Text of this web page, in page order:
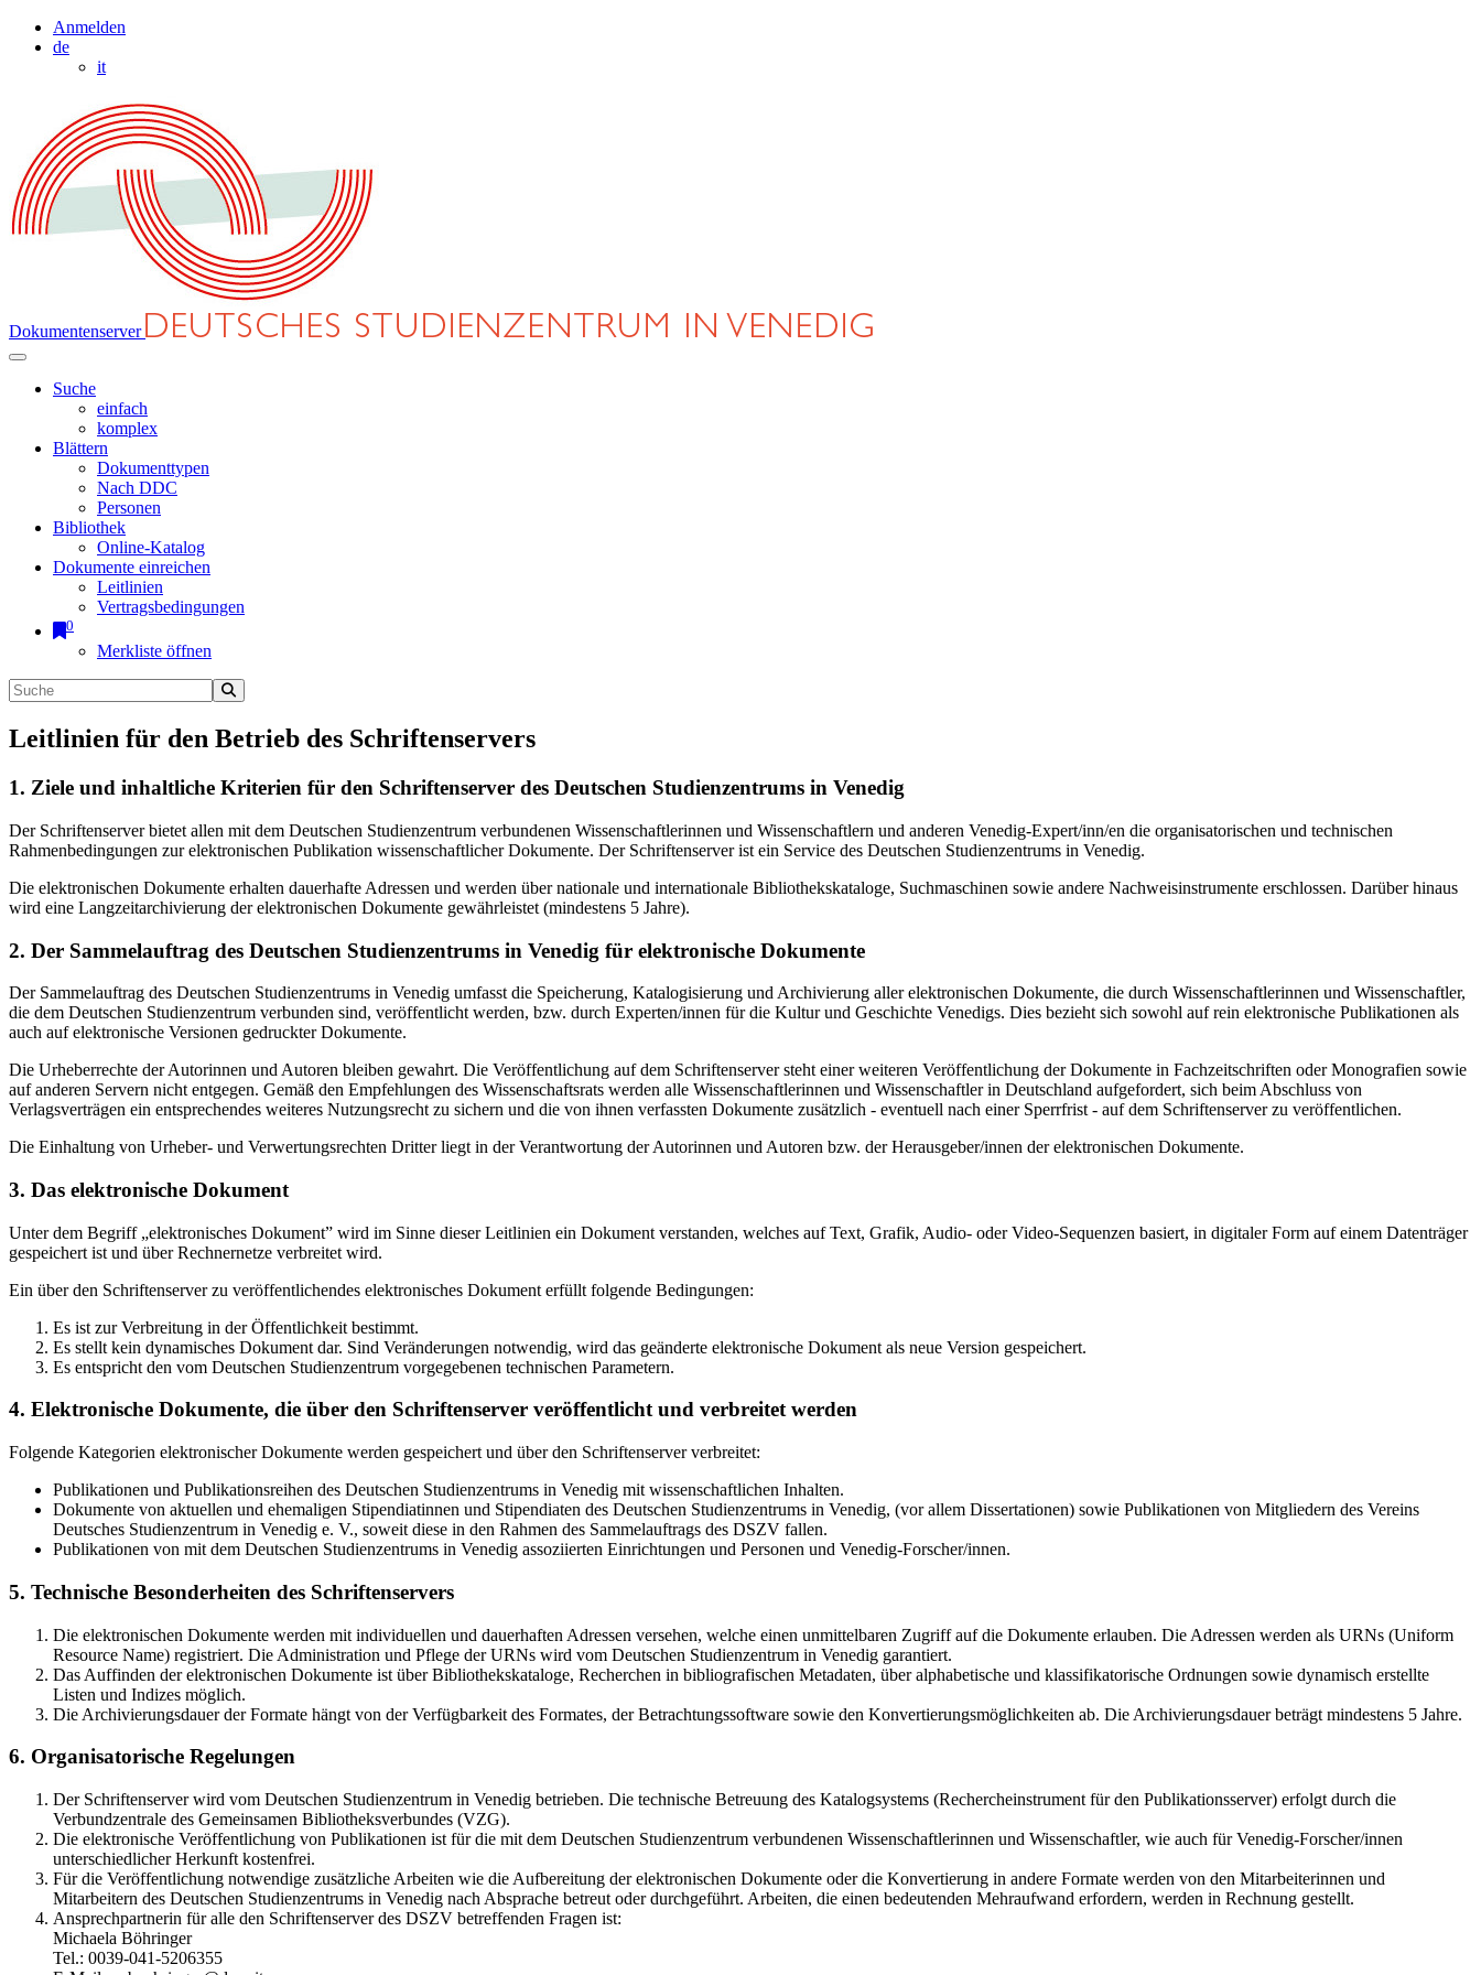
Anmelden
de
it
Dokumentenserver
Suche
einfach
komplex
Blättern
Dokumenttypen
Nach DDC
Personen
Bibliothek
Online-Katalog
Dokumente einreichen
Leitlinien
Vertragsbedingungen
0
Merkliste öffnen
Leitlinien für den Betrieb des Schriftenservers
1. Ziele und inhaltliche Kriterien für den Schriftenserver des Deutschen Studienzentrums in Venedig
Der Schriftenserver bietet allen mit dem Deutschen Studienzentrum verbundenen Wissenschaftlerinnen und Wissenschaftlern und anderen Venedig-Expert/inn/en die organisatorischen und technischen
Rahmenbedingungen zur elektronischen Publikation wissenschaftlicher Dokumente. Der Schriftenserver ist ein Service des Deutschen Studienzentrums in Venedig.
Die elektronischen Dokumente erhalten dauerhafte Adressen und werden über nationale und internationale Bibliothekskataloge, Suchmaschinen sowie andere Nachweisinstrumente erschlossen. Darüber hinaus
wird eine Langzeitarchivierung der elektronischen Dokumente gewährleistet (mindestens 5 Jahre).
2. Der Sammelauftrag des Deutschen Studienzentrums in Venedig für elektronische Dokumente
Der Sammelauftrag des Deutschen Studienzentrums in Venedig umfasst die Speicherung, Katalogisierung und Archivierung aller elektronischen Dokumente, die durch Wissenschaftlerinnen und Wissenschaftler,
die dem Deutschen Studienzentrum verbunden sind, veröffentlicht werden, bzw. durch Experten/innen für die Kultur und Geschichte Venedigs. Dies bezieht sich sowohl auf rein elektronische Publikationen als
auch auf elektronische Versionen gedruckter Dokumente.
Die Urheberrechte der Autorinnen und Autoren bleiben gewahrt. Die Veröffentlichung auf dem Schriftenserver steht einer weiteren Veröffentlichung der Dokumente in Fachzeitschriften oder Monografien sowie
auf anderen Servern nicht entgegen. Gemäß den Empfehlungen des Wissenschaftsrats werden alle Wissenschaftlerinnen und Wissenschaftler in Deutschland aufgefordert, sich beim Abschluss von
Verlagsverträgen ein entsprechendes weiteres Nutzungsrecht zu sichern und die von ihnen verfassten Dokumente zusätzlich - eventuell nach einer Sperrfrist - auf dem Schriftenserver zu veröffentlichen.
Die Einhaltung von Urheber- und Verwertungsrechten Dritter liegt in der Verantwortung der Autorinnen und Autoren bzw. der Herausgeber/innen der elektronischen Dokumente.
3. Das elektronische Dokument
Unter dem Begriff „elektronisches Dokument” wird im Sinne dieser Leitlinien ein Dokument verstanden, welches auf Text, Grafik, Audio- oder Video-Sequenzen basiert, in digitaler Form auf einem Datenträger
gespeichert ist und über Rechnernetze verbreitet wird.
Ein über den Schriftenserver zu veröffentlichendes elektronisches Dokument erfüllt folgende Bedingungen:
Es ist zur Verbreitung in der Öffentlichkeit bestimmt.
Es stellt kein dynamisches Dokument dar. Sind Veränderungen notwendig, wird das geänderte elektronische Dokument als neue Version gespeichert.
Es entspricht den vom Deutschen Studienzentrum vorgegebenen technischen Parametern.
4. Elektronische Dokumente, die über den Schriftenserver veröffentlicht und verbreitet werden
Folgende Kategorien elektronischer Dokumente werden gespeichert und über den Schriftenserver verbreitet:
Publikationen und Publikationsreihen des Deutschen Studienzentrums in Venedig mit wissenschaftlichen Inhalten.
Dokumente von aktuellen und ehemaligen Stipendiatinnen und Stipendiaten des Deutschen Studienzentrums in Venedig, (vor allem Dissertationen) sowie Publikationen von Mitgliedern des Vereins
Deutsches Studienzentrum in Venedig e. V., soweit diese in den Rahmen des Sammelauftrags des DSZV fallen.
Publikationen von mit dem Deutschen Studienzentrums in Venedig assoziierten Einrichtungen und Personen und Venedig-Forscher/innen.
5. Technische Besonderheiten des Schriftenservers
Die elektronischen Dokumente werden mit individuellen und dauerhaften Adressen versehen, welche einen unmittelbaren Zugriff auf die Dokumente erlauben. Die Adressen werden als URNs (Uniform
Resource Name) registriert. Die Administration und Pflege der URNs wird vom Deutschen Studienzentrum in Venedig garantiert.
Das Auffinden der elektronischen Dokumente ist über Bibliothekskataloge, Recherchen in bibliografischen Metadaten, über alphabetische und klassifikatorische Ordnungen sowie dynamisch erstellte
Listen und Indizes möglich.
Die Archivierungsdauer der Formate hängt von der Verfügbarkeit des Formates, der Betrachtungssoftware sowie den Konvertierungsmöglichkeiten ab. Die Archivierungsdauer beträgt mindestens 5 Jahre.
6. Organisatorische Regelungen
Der Schriftenserver wird vom Deutschen Studienzentrum in Venedig betrieben. Die technische Betreuung des Katalogsystems (Rechercheinstrument für den Publikationsserver) erfolgt durch die
Verbundzentrale des Gemeinsamen Bibliotheksverbundes (VZG).
Die elektronische Veröffentlichung von Publikationen ist für die mit dem Deutschen Studienzentrum verbundenen Wissenschaftlerinnen und Wissenschaftler, wie auch für Venedig-Forscher/innen
unterschiedlicher Herkunft kostenfrei.
Für die Veröffentlichung notwendige zusätzliche Arbeiten wie die Aufbereitung der elektronischen Dokumente oder die Konvertierung in andere Formate werden von den Mitarbeiterinnen und
Mitarbeitern des Deutschen Studienzentrums in Venedig nach Absprache betreut oder durchgeführt. Arbeiten, die einen bedeutenden Mehraufwand erfordern, werden in Rechnung gestellt.
Ansprechpartnerin für alle den Schriftenserver des DSZV betreffenden Fragen ist:
Michaela Böhringer
Tel.: 0039-041-5206355